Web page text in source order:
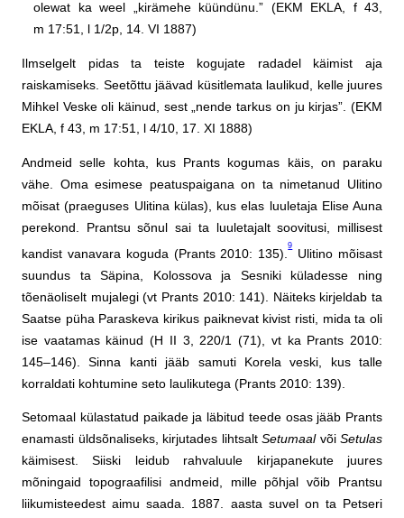
olewat ka weel „kirämehe küündünu.” (EKM EKLA, f 43,
m 17:51, l 1/2p, 14. VI 1887)
Ilmselgelt pidas ta teiste kogujate radadel käimist aja
raiskamiseks. Seetõttu jäävad küsitlemata laulikud, kelle juures
Mihkel Veske oli käinud, sest „nende tarkus on ju kirjas”. (EKM
EKLA, f 43, m 17:51, l 4/10, 17. XI 1888)
Andmeid selle kohta, kus Prants kogumas käis, on paraku
vähe. Oma esimese peatuspaigana on ta nimetanud Ulitino
mõisat (praeguses Ulitina külas), kus elas luuletaja Elise Auna
perekond. Prantsu sõnul sai ta luuletajalt soovitusi, millisest
kandist vanavara koguda (Prants 2010: 135).
9
Ulitino mõisast
suundus ta Säpina, Kolossova ja Sesniki küladesse ning
tõenäoliselt mujalegi (vt Prants 2010: 141). Näiteks kirjeldab ta
Saatse püha Paraskeva kirikus paiknevat kivist risti, mida ta oli
ise vaatamas käinud (H II 3, 220/1 (71), vt ka Prants 2010:
145–146). Sinna kanti jääb samuti Korela veski, kus talle
korraldati kohtumine seto laulikutega (Prants 2010: 139).
Setomaal külastatud paikade ja läbitud teede osas jääb Prants
enamasti üldsõnaliseks, kirjutades lihtsalt Setumaalvõi Setulas
käimisest. Siiski leidub rahvaluule kirjapanekute juures
mõningaid topograafilisi andmeid, mille põhjal võib Prantsu
liikumisteedest aimu saada. 1887. aasta suvel on ta Petseri